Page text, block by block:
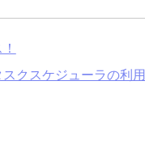
クスケジューラの利用